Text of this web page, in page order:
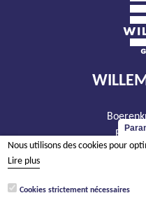
BE -
tél
Nous utilisons des cookies pour
Lire plus
Cookies strictement nécessaires